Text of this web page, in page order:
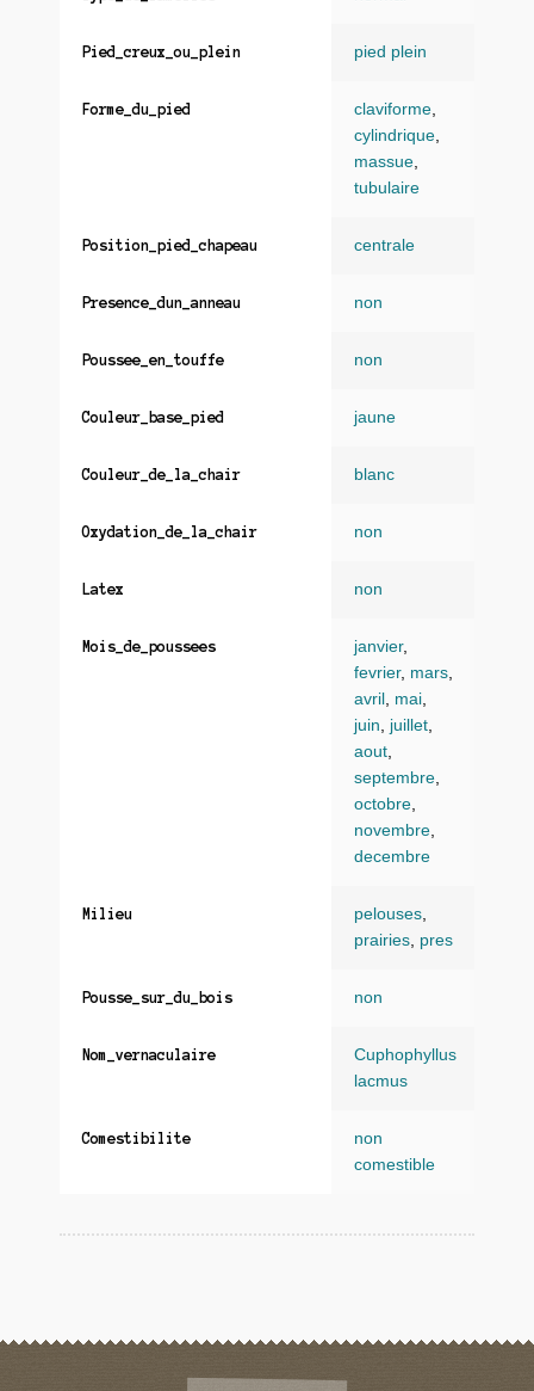
Pied_creux_ou_plein pied plein
Forme_du_pied claviforme
cylindrique
massue
tubulaire
Position_pied_chapeau centrale
Presence_dun_anneau non
Poussee_en_touffe non
Couleur_base_pied jaune
Couleur_de_la_chair blanc
Oxydation_de_la_chair non
Latex non
Mois_de_poussees janvier,
fevrier, mars
avril
mai
juin
juillet
aout
septembre
octobre
novembre
decembre
Milieu pelouses
prairies pres
Pousse_sur_du_bois non
Nom_vernaculaire
Cuphophyllus
lacmus
Comestibilite
non
comestible